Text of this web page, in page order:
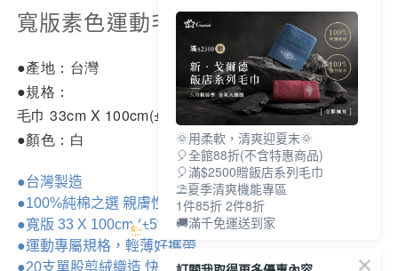
寬版素色運動毛巾
●產地：台灣
●規格：
毛巾 33cm X 100cm(±5%)
●顏色：白
●台灣製造
●100%純棉之選 親膚性佳
●寬版 33 X 100cm (±5%)
●運動專屬規格，輕薄好攜帶
●20支單股剪絨織造 快速吸水
🌞用柔軟，清爽迎夏末🌞
🎈全館88折(不含特惠商品)
🎈滿$2500贈飯店系列毛巾
⛱夏季清爽機能專區
1件85折 2件8折
🚚滿千免運送到家